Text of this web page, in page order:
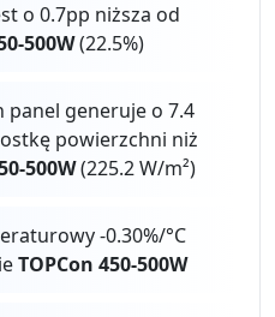
o 0.7pp niższa od
500W(22.5%)
panel generuje o 7.4
powierzchni niż
500W(225.2 W/m²)
-0.30%/°C
TOPCon 450-500W